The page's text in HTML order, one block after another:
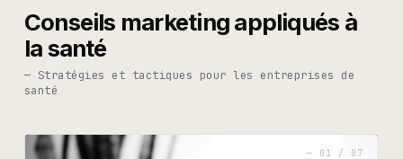
Conseils marketing appliqués à
la santé
— Stratégies et tactiques pour les entreprises de
santé
— 01 / 07